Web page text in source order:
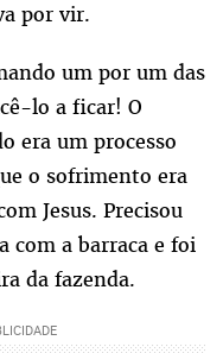
por vir.
um por um das
lo a ficar! O
era um processo
o sofrimento era
Jesus. Precisou
com a barraca e foi
da fazenda.